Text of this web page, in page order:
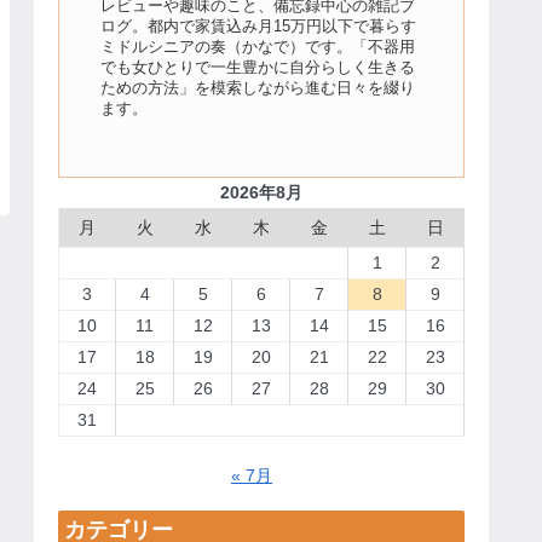
レビューや趣味のこと、備忘録中心の雑記ブ
ログ。都内で家賃込み月15万円以下で暮らす
ミドルシニアの奏（かなで）です。「不器用
でも女ひとりで一生豊かに自分らしく生きる
ための方法」を模索しながら進む日々を綴り
ます。
2026年8月
月
火 水 木 金 土
日
1
2
3
4 5 6 7 8
9
10
11 12 13 14 15
16
17
18 19 20 21 22
23
24
25 26 27 28 29
30
31
« 7月
カテゴリー